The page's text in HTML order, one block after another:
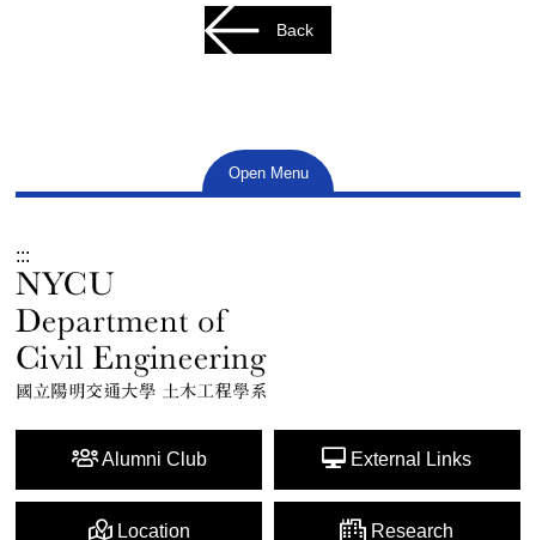
Back
Open Menu
:::
Alumni Club External Links
Location Research